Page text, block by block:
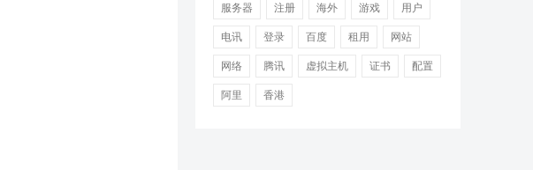
服务器 注册 海外 游戏 用户
电讯 登录 百度 租用 网站
网络 腾讯 虚拟主机 证书 配置
阿里 香港